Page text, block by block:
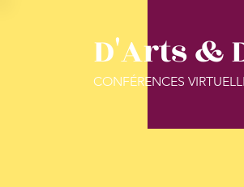
D'Arts &
CONFÉRENCES